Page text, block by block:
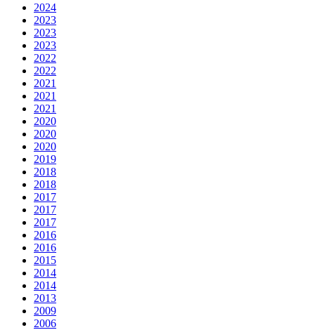
2024
2023
2023
2023
2022
2022
2021
2021
2021
2020
2020
2020
2019
2018
2018
2017
2017
2017
2016
2016
2015
2014
2014
2013
2009
2006